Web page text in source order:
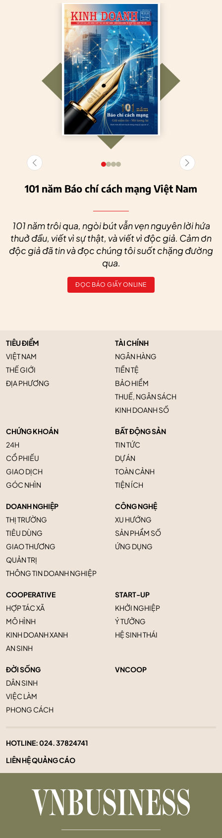
101 năm Báo chí cách mạng Việt Nam
101 năm trôi qua, ngòi bút vẫn vẹn nguyên lời hứa
thuở đầu, viết vì sự thật, và viết vì độc giả. Cảm ơn
độc giả đã tin và đọc chúng tôi suốt chặng đường
qua.
ĐỌC BÁO GIẤY ONLINE
TIÊU ĐIỂM
VIỆT NAM
THẾ GIỚI
ĐỊA PHƯƠNG
TÀI CHÍNH
NGÂN HÀNG
TIỀN TỆ
BẢO HIỂM
THUẾ, NGÂN SÁCH
KINH DOANH SỐ
CHỨNG KHOÁN
24H
CỔ PHIẾU
GIAO DỊCH
GÓC NHÌN
BẤT ĐỘNG SẢN
TIN TỨC
DỰ ÁN
TOÀN CẢNH
TIỆN ÍCH
DOANH NGHIỆP
THỊ TRƯỜNG
TIÊU DÙNG
GIAO THƯƠNG
QUẢN TRỊ
THÔNG TIN DOANH NGHIỆP
CÔNG NGHỆ
XU HƯỚNG
SẢN PHẨM SỐ
ỨNG DỤNG
COOPERATIVE
HỢP TÁC XÃ
MÔ HÌNH
KINH DOANH XANH
AN SINH
START-UP
KHỞI NGHIỆP
Ý TƯỞNG
HỆ SINH THÁI
ĐỜI SỐNG
DÂN SINH
VIỆC LÀM
PHONG CÁCH
VNCOOP
HOTLINE:024. 37824741
LIÊN HỆ QUẢNG CÁO